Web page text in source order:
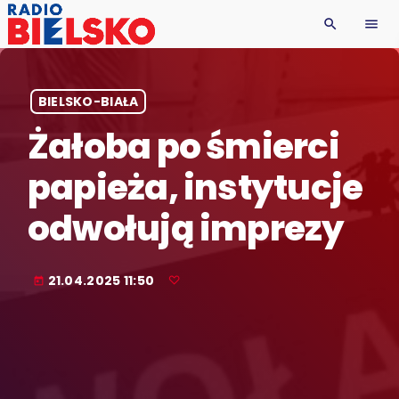
search menu
BIELSKO-BIAŁA
Żałoba po śmierci
papieża, instytucje
odwołują imprezy
today 21.04.2025 11:50